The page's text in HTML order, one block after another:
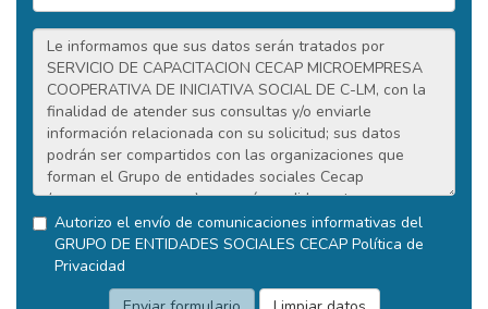
Autorizo el envío de comunicaciones informativas del
GRUPO DE ENTIDADES SOCIALES CECAP Política de
Privacidad